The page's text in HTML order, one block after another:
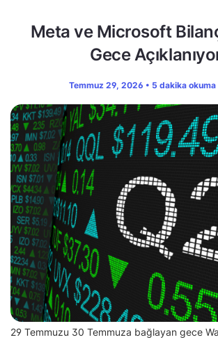
Meta ve Microsoft
Gece
Temmuz 29, 2026 • 5 dakika
29 Temmuzu 30 Temmuza bağlayan gece